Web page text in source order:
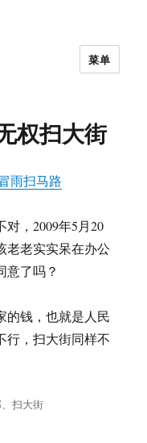
菜单
权扫大街
雨扫马路
，2009年5月20
老老实实呆在办公
意了吗？
的钱，也就是人民
行，扫大街同样不
、扫大街